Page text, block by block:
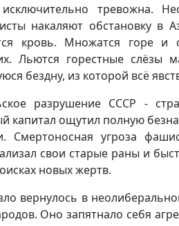
исключительно тревожна.
накаляют обстановку в
кровь. Множатся горе
Льются горестные слёзы
бездну, из которой всё
разрушение СССР -
капитал ощутил полную
Смертоносная угроза
свои старые раны и
новых жертв.
вернулось в
Оно запятнало себя